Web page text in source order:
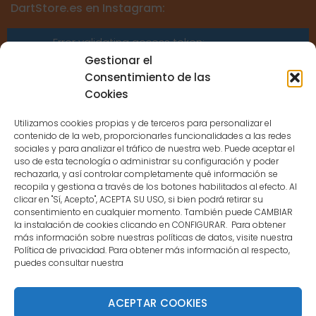
Gestionar el
Consentimiento de las
Cookies
Utilizamos cookies propias y de terceros para personalizar el
contenido de la web, proporcionarles funcionalidades a las redes
sociales y para analizar el tráfico de nuestra web. Puede aceptar el
uso de esta tecnología o administrar su configuración y poder
rechazarla, y así controlar completamente qué información se
recopila y gestiona a través de los botones habilitados al efecto. Al
clicar en "Sí, Acepto", ACEPTA SU USO, si bien podrá retirar su
consentimiento en cualquier momento. También puede CAMBIAR
la instalación de cookies clicando en CONFIGURAR. Para obtener
más información sobre nuestras políticas de datos, visite nuestra
Política de privacidad. Para obtener más información al respecto,
puedes consultar nuestra
ACEPTAR COOKIES
DartStore.es en Instagram:
Error validating access token:
Sessions for the user are not allowed
because the user is not a confirmed
CONTACTO
MENÚ PRINCIPAL
MI CUENTA
DOCUMENTACIÓN